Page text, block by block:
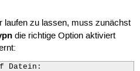
laufen zu lassen, muss zunächst
die richtige Option aktiviert
Datein: